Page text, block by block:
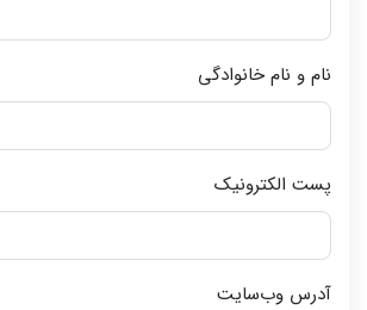
نام و نام خانوادگی
پست الکترونیک
آدرس وب‌سایت